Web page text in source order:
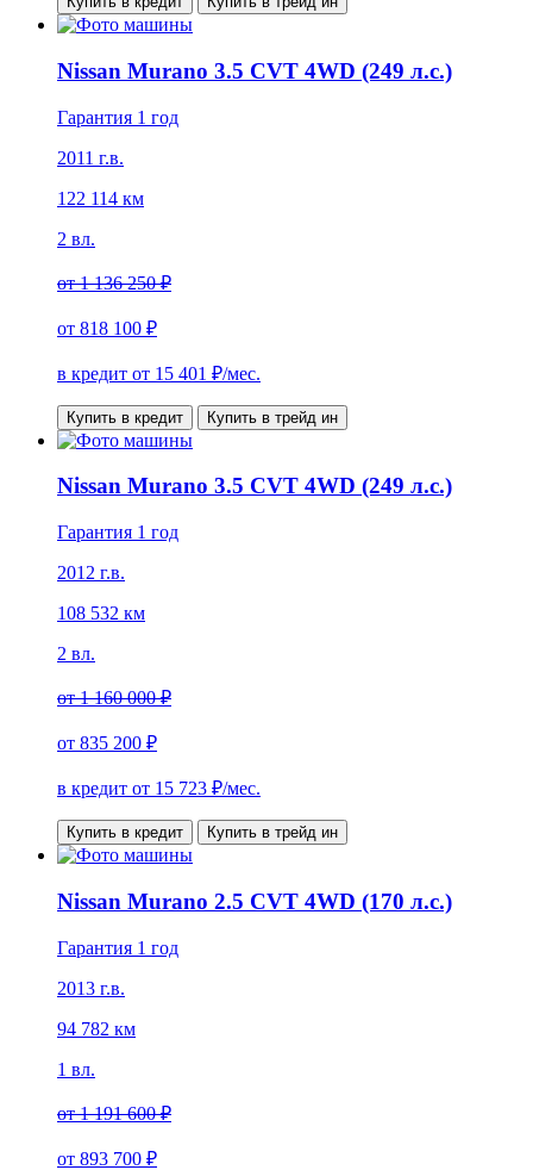
Nissan Murano 3.5 CVT 4WD (249 л.с.)
Гарантия 1 год
2011 г.в.
122 114 км
2 вл.
от1 136 250 ₽
от 818 100 ₽
в кредит от 15 401 ₽/мес.
Купить в кредит Купить в трейд ин
Nissan Murano 3.5 CVT 4WD (249 л.с.)
Гарантия 1 год
2012 г.в.
108 532 км
2 вл.
от1 160 000 ₽
от 835 200 ₽
в кредит от 15 723 ₽/мес.
Купить в кредит Купить в трейд ин
Nissan Murano 2.5 CVT 4WD (170 л.с.)
Гарантия 1 год
2013 г.в.
94 782 км
1 вл.
от1 191 600 ₽
от 893 700 ₽